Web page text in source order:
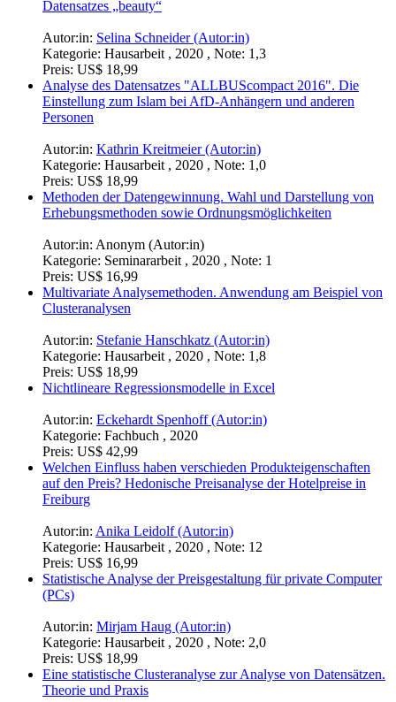
Datensatzes „beauty“
Autor:in: Selina Schneider (Autor:in)
Kategorie: Hausarbeit , 2020 , Note: 1,3
Preis: US$ 18,99
Analyse des Datensatzes "ALLBUScompact 2016". Die
Einstellung zum Islam bei AfD-Anhängern und anderen
Personen
Autor:in: Kathrin Kreitmeier (Autor:in)
Kategorie: Hausarbeit , 2020 , Note: 1,0
Preis: US$ 18,99
Methoden der Datengewinnung. Wahl und Darstellung von
Erhebungsmethoden sowie Ordnungsmöglichkeiten
Autor:in: Anonym (Autor:in)
Kategorie: Seminararbeit , 2020 , Note: 1
Preis: US$ 16,99
Multivariate Analysemethoden. Anwendung am Beispiel von
Clusteranalysen
Autor:in: Stefanie Hanschkatz (Autor:in)
Kategorie: Hausarbeit , 2020 , Note: 1,8
Preis: US$ 18,99
Nichtlineare Regressionsmodelle in Excel
Autor:in: Eckehardt Spenhoff (Autor:in)
Kategorie: Fachbuch , 2020
Preis: US$ 42,99
Welchen Einfluss haben verschieden Produkteigenschaften
auf den Preis? Hedonische Preisanalyse der Hotelpreise in
Freiburg
Autor:in: Anika Leidolf (Autor:in)
Kategorie: Hausarbeit , 2020 , Note: 12
Preis: US$ 16,99
Statistische Analyse der Preisgestaltung für private Computer
(PCs)
Autor:in: Mirjam Haug (Autor:in)
Kategorie: Hausarbeit , 2020 , Note: 2,0
Preis: US$ 18,99
Eine statistische Clusteranalyse zur Analyse von Datensätzen.
Theorie und Praxis